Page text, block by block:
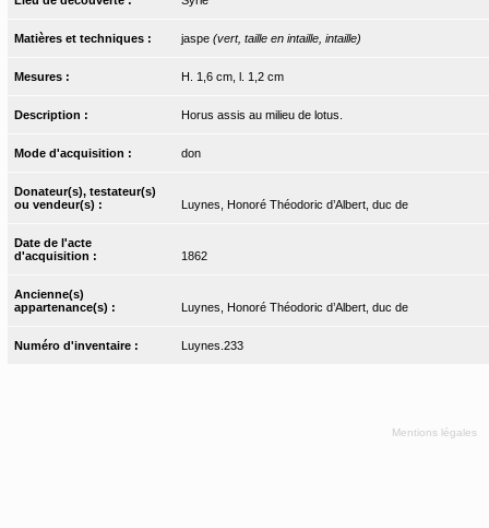
Matières et techniques : jaspe (vert, taille en intaille, intaille)
Mesures : H. 1,6 cm, l. 1,2 cm
Description : Horus assis au milieu de lotus.
Mode d'acquisition : don
Donateur(s), testateur(s)
ou vendeur(s) :
Luynes, Honoré Théodoric d’Albert, duc de
Date de l'acte
d'acquisition :
1862
Ancienne(s)
appartenance(s) :
Luynes, Honoré Théodoric d’Albert, duc de
Numéro d'inventaire : Luynes.233
Mentions légales